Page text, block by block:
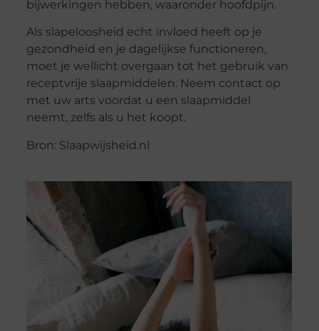
bijwerkingen hebben, waaronder hoofdpijn.
Als slapeloosheid echt invloed heeft op je
gezondheid en je dagelijkse functioneren,
moet je wellicht overgaan tot het gebruik van
receptvrije slaapmiddelen. Neem contact op
met uw arts voordat u een slaapmiddel
neemt, zelfs als u het koopt.
Bron: Slaapwijsheid.nl